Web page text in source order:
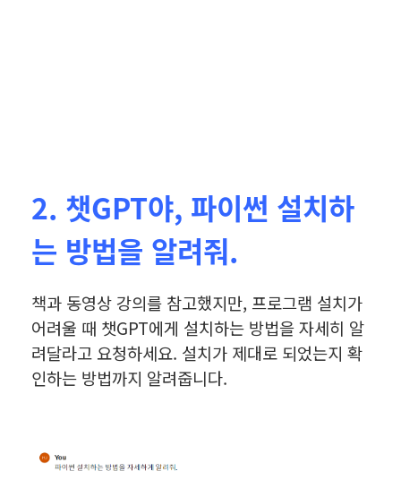
2. 챗GPT야, 파이썬 설치하
는 방법을 알려줘.
책과 동영상 강의를 참고했지만, 프로그램 설치가
어려울 때 챗GPT에게 설치하는 방법을 자세히 알
려달라고 요청하세요. 설치가 제대로 되었는지 확
인하는 방법까지 알려줍니다.